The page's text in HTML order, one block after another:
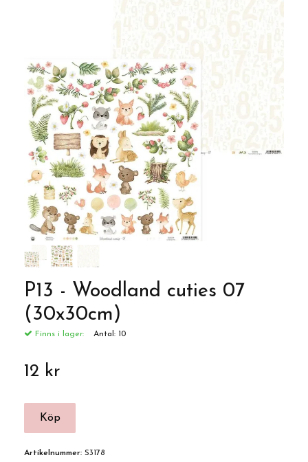
P13 - Woodland cuties 07
(30x30cm)
Finns i lager: Antal: 10
12 kr
Artikelnummer: S3178